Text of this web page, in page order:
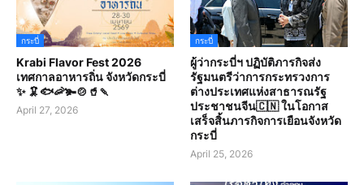
กระบี่
Krabi Flavor Fest 2026
เทศกาลอาหารถิ่น จังหวัดกระบี่
✨ 🦑🐟🦐🫚🍲🥤🍡
April 27, 2026
กระบี่
ผู้ว่ากระบี่ฯ ปฏิบัติภารกิจส่ง
รัฐมนตรีว่าการกระทรวงการ
ต่างประเทศแห่งสาธารณรัฐ
ประชาชนจีน🇨🇳 ในโอกาส
เสร็จสิ้นภารกิจการเยือนจังหวัด
กระบี่
April 25, 2026